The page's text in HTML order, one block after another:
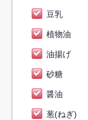
豆乳
植物油
油揚げ
砂糖
醤油
葱(ねぎ)